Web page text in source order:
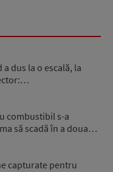
dus la o escală, la
combustibil s-a
să scadă în a doua…
capturate pentru